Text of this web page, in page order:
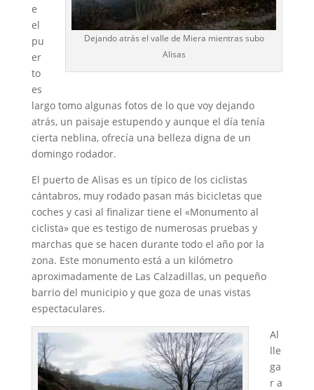
Dejando atrás el valle de Miera mientras subo
Alisas
e
el
pu
er
to
es
largo tomo algunas fotos de lo que voy dejando
atrás, un paisaje estupendo y aunque el día tenía
cierta neblina, ofrecía una belleza digna de un
domingo rodador.
El puerto de Alisas es un típico de los ciclistas
cántabros, muy rodado pasan más bicicletas que
coches y casi al finalizar tiene el «Monumento al
ciclista» que es testigo de numerosas pruebas y
marchas que se hacen durante todo el año por la
zona. Este monumento está a un kilómetro
aproximadamente de Las Calzadillas, un pequeño
barrio del municipio y que goza de unas vistas
espectaculares.
Al
lle
ga
r a